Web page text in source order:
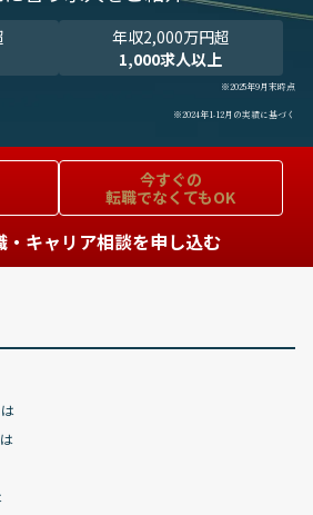
年収2,000万円超
1,000求人以上
※2025年9月末時点
※2024年1-12月の実績に基づく
今すぐの
転職でなくてもOK
・キャリア相談を申し込む